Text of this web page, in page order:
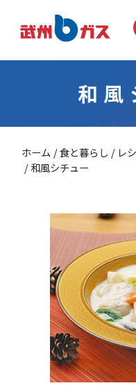
和風
ホーム 食と暮らし レ
和風シチュー